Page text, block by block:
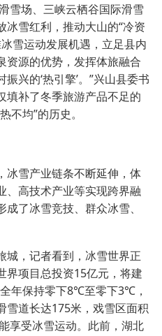
雪场、三峡云栖谷国际滑雪
雪红利，推动大山的“冷资
雪运动发展机遇，立足县内
资源的优势，发挥体旅融合
兴的‘热引擎’。”兴山县委书
填补了冬季旅游产品不足的
不均”的历史。
雪产业链条不断延伸，体
、高技术产业等实现跨界融
了冰雪竞技、群众冰雪、
，记者看到，冰雪世界正
界项目总投资15亿元，将建
年保持零下8℃至零下3℃，
雪道长达175米，戏雪区面积
享受冰雪运动。此前，湖北